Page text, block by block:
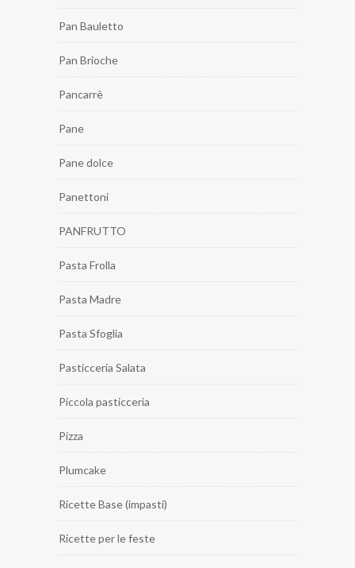
Pan Bauletto
Pan Brioche
Pancarrè
Pane
Pane dolce
Panettoni
PANFRUTTO
Pasta Frolla
Pasta Madre
Pasta Sfoglia
Pasticceria Salata
Piccola pasticceria
Pizza
Plumcake
Ricette Base (impasti)
Ricette per le feste